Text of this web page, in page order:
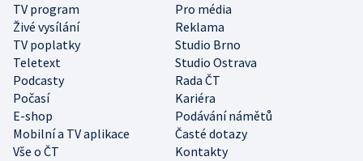
TV program
Pro média
Živé vysílání
Reklama
TV poplatky
Studio Brno
Teletext
Studio Ostrava
Podcasty
Rada ČT
Počasí
Kariéra
E-shop
Podávání námětů
Mobilní a TV aplikace
Časté dotazy
Vše o ČT
Kontakty